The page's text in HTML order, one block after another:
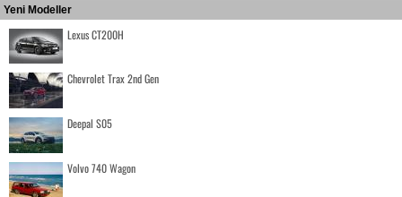
Yeni Modeller
Lexus CT200H
Chevrolet Trax 2nd Gen
Deepal S05
Volvo 740 Wagon